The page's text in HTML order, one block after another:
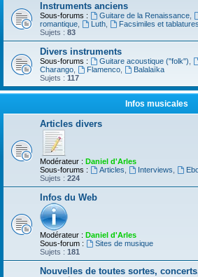
Instruments anciens
Sous-forums : Guitare de la Renaissance,
romantique
Luth,
Facsimiles et
Sujets : 83
Divers instruments
Sous-forums : Guitare acoustique ("folk")
Charango
Flamenco,
Balalaïka
Sujets : 117
Infos musicales
Articles divers
Modérateur : Daniel d'Arles
Sous-forums :
Articles Interviews
Sujets : 224
Infos du Web
Modérateur : Daniel d'Arles
Sous-forum :
Sites de musique
Sujets : 181
Nouvelles de toutes sortes,